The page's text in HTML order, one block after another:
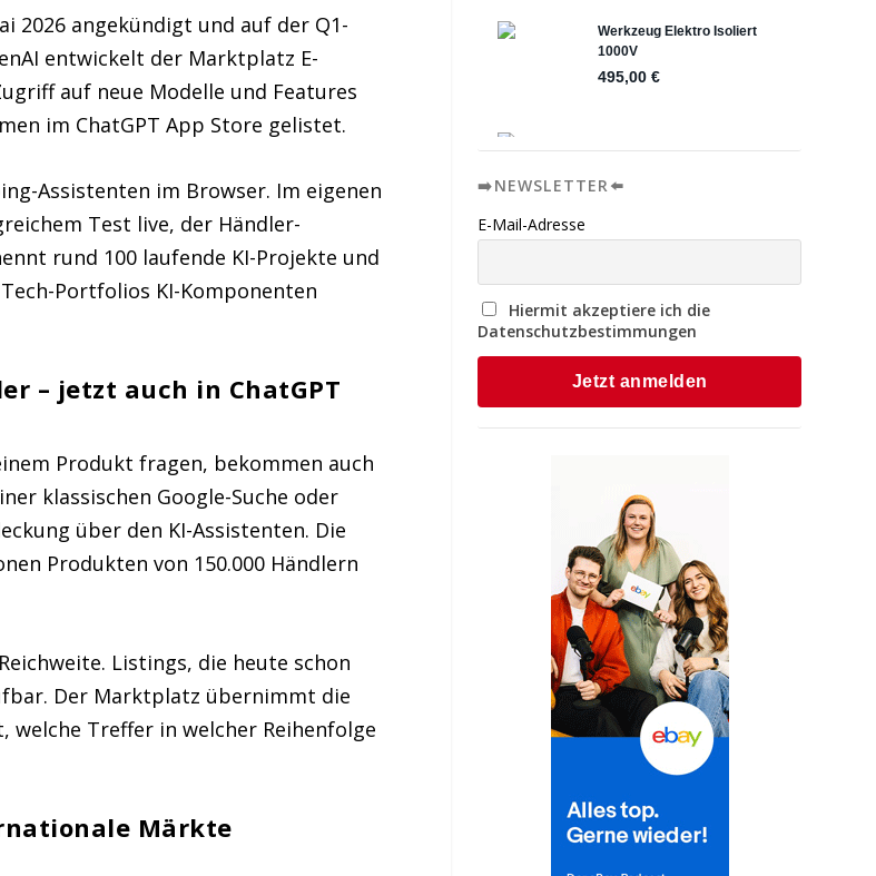
2026 angekündigt und auf der Q1-
entwickelt der Marktplatz E-
auf neue Modelle und Features
im ChatGPT App Store gelistet.
Assistenten im Browser. Im eigenen
Test live, der Händler-
rund 100 laufende KI-Projekte und
Portfolios KI-Komponenten
– jetzt auch in ChatGPT
Produkt fragen, bekommen auch
klassischen Google-Suche oder
über den KI-Assistenten. Die
Produkten von 150.000 Händlern
Listings, die heute schon
Der Marktplatz übernimmt die
Treffer in welcher Reihenfolge
Märkte
➡️NEWSLETTER⬅️
E-Mail-Adresse
Hiermit akzeptiere ich die
Datenschutzbestimmungen